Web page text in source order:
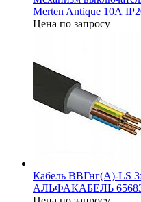
Merten Antique 10А
Цена по запросу
Кабель ВВГнг(А)-LS
АЛЬФАКАБЕЛЬ